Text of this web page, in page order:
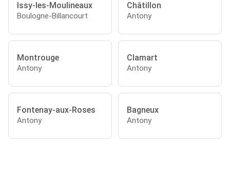
Issy-les-Moulineaux
Boulogne-Billancourt
Châtillon
Antony
Montrouge
Antony
Clamart
Antony
Fontenay-aux-Roses
Antony
Bagneux
Antony